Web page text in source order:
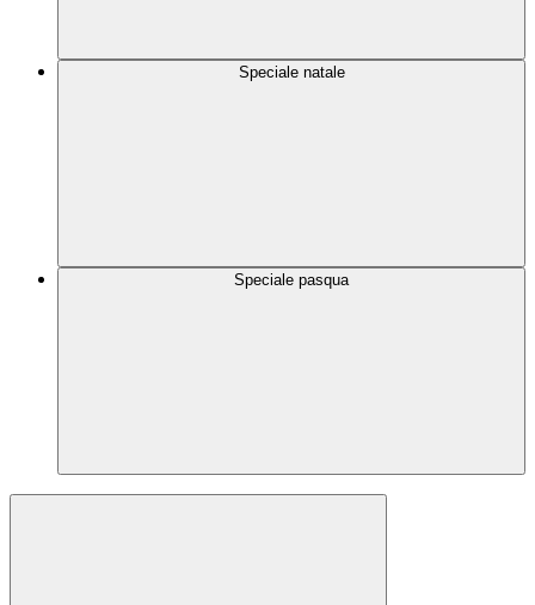
Speciale natale
Speciale pasqua